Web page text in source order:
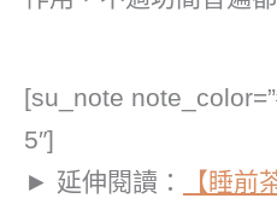
[su_note
5″]
► 延伸閱讀：
【睡前